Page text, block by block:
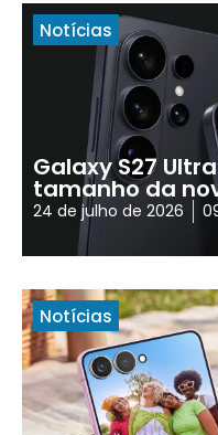
Notícias
Galaxy S27
tamanho da
24 de julho de 2026
Notícias